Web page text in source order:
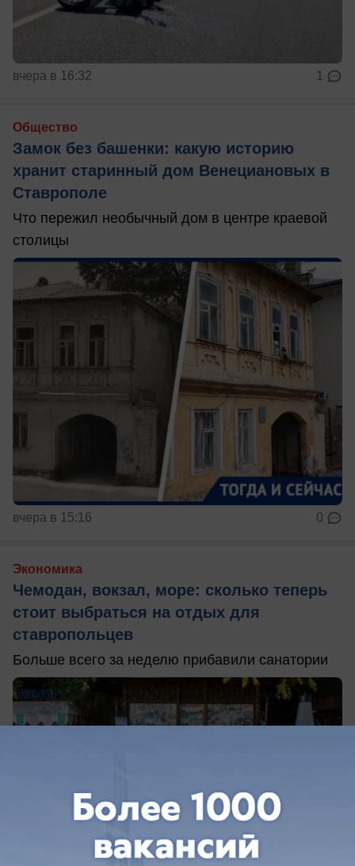
вчера в 16:32 1
Общество
Замок без башенки: какую историю
хранит старинный дом Венециановых в
Ставрополе
Что пережил необычный дом в центре краевой
столицы
вчера в 15:16 0
Экономика
Чемодан, вокзал, море: сколько теперь
стоит выбраться на отдых для
ставропольцев
Больше всего за неделю прибавили санатории